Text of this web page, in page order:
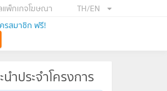
TH/EN
พ็กเกจโฆษณา
รสมาชิก ฟรี!
นำประจำโครงการ